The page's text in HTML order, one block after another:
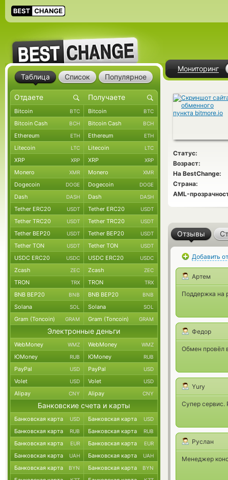
Мониторинг
Статус:
Возраст:
На BestChange:
Страна:
AML-
Отзывы
Добавить
Артем
Поддержка на
Федор
Обмен провёл
Yury
Супер сервис.
Руслан
Менеджер
Таблица Список Популярное
Bitcoin BTC Bitcoin BTC
Bitcoin Cash BCH Bitcoin Cash BCH
Ethereum ETH Ethereum ETH
Litecoin LTC Litecoin LTC
XRP XRP XRP XRP
Monero XMR Monero XMR
Dogecoin DOGE Dogecoin DOGE
Dash DASH Dash DASH
Tether ERC20 USDT Tether ERC20 USDT
Tether TRC20 USDT Tether TRC20 USDT
Tether BEP20 USDT Tether BEP20 USDT
Tether TON USDT Tether TON USDT
USDC ERC20 USDC USDC ERC20 USDC
Zcash ZEC Zcash ZEC
TRON TRX TRON TRX
BNB BEP20 BNB BNB BEP20 BNB
Solana SOL Solana SOL
Gram (Toncoin) GRAM Gram (Toncoin) GRAM
Электронные деньги
WebMoney WMZ WebMoney WMZ
ЮMoney RUB ЮMoney RUB
PayPal USD PayPal USD
Volet USD Volet USD
Alipay CNY Alipay CNY
Банковские счета и карты
Банковская карта USD Банковская карта USD
Банковская карта RUB Банковская карта RUB
Банковская карта EUR Банковская карта EUR
Банковская карта UAH Банковская карта UAH
Банковская карта BYN Банковская карта BYN